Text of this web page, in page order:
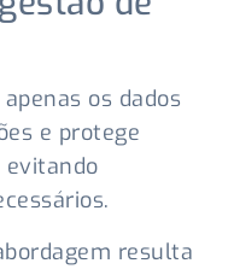
os dados
e protege
evitando
resulta